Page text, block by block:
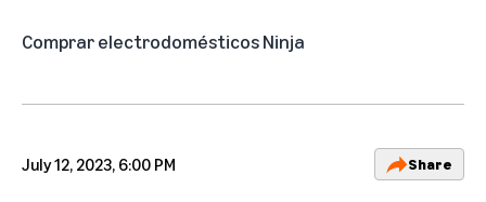
Comprar electrodomésticos Ninja
July 12, 2023, 6:00 PM Share